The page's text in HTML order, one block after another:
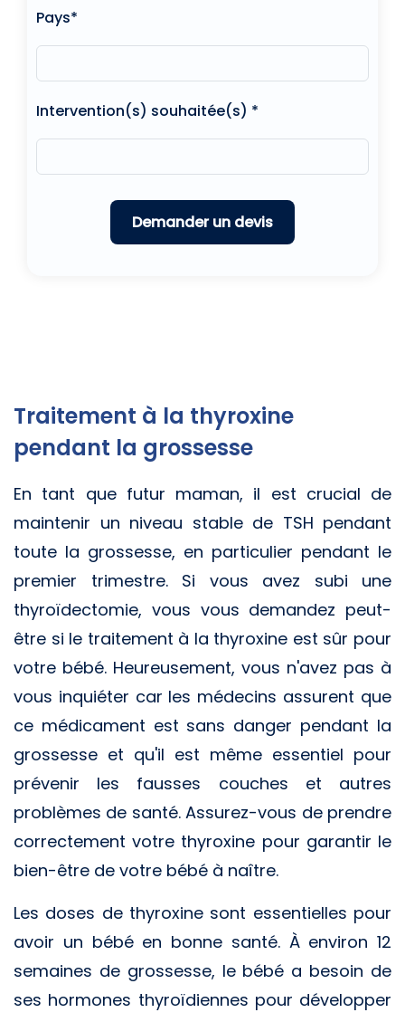
Pays*
Intervention(s) souhaitée(s) *
Traitement à la thyroxine
pendant la grossesse
En tant que futur maman, il est crucial de
maintenir un niveau stable de TSH pendant
toute la grossesse, en particulier pendant le
premier trimestre. Si vous avez subi une
thyroïdectomie, vous vous demandez peut-
être si le traitement à la thyroxine est sûr pour
votre bébé. Heureusement, vous n'avez pas à
vous inquiéter car les médecins assurent que
ce médicament est sans danger pendant la
grossesse et qu'il est même essentiel pour
prévenir les fausses couches et autres
problèmes de santé. Assurez-vous de prendre
correctement votre thyroxine pour garantir le
bien-être de votre bébé à naître.
Les doses de thyroxine sont essentielles pour
avoir un bébé en bonne santé. À environ 12
semaines de grossesse, le bébé a besoin de
ses hormones thyroïdiennes pour développer